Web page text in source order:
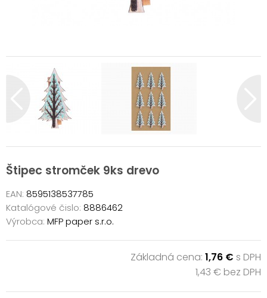
Štipec stromček 9ks drevo
EAN: 8595138537785
Katalógové čislo: 8886462
Výrobca: MFP paper s.r.o.
Základná cena: 1,76 € s DPH
1,43 € bez DPH